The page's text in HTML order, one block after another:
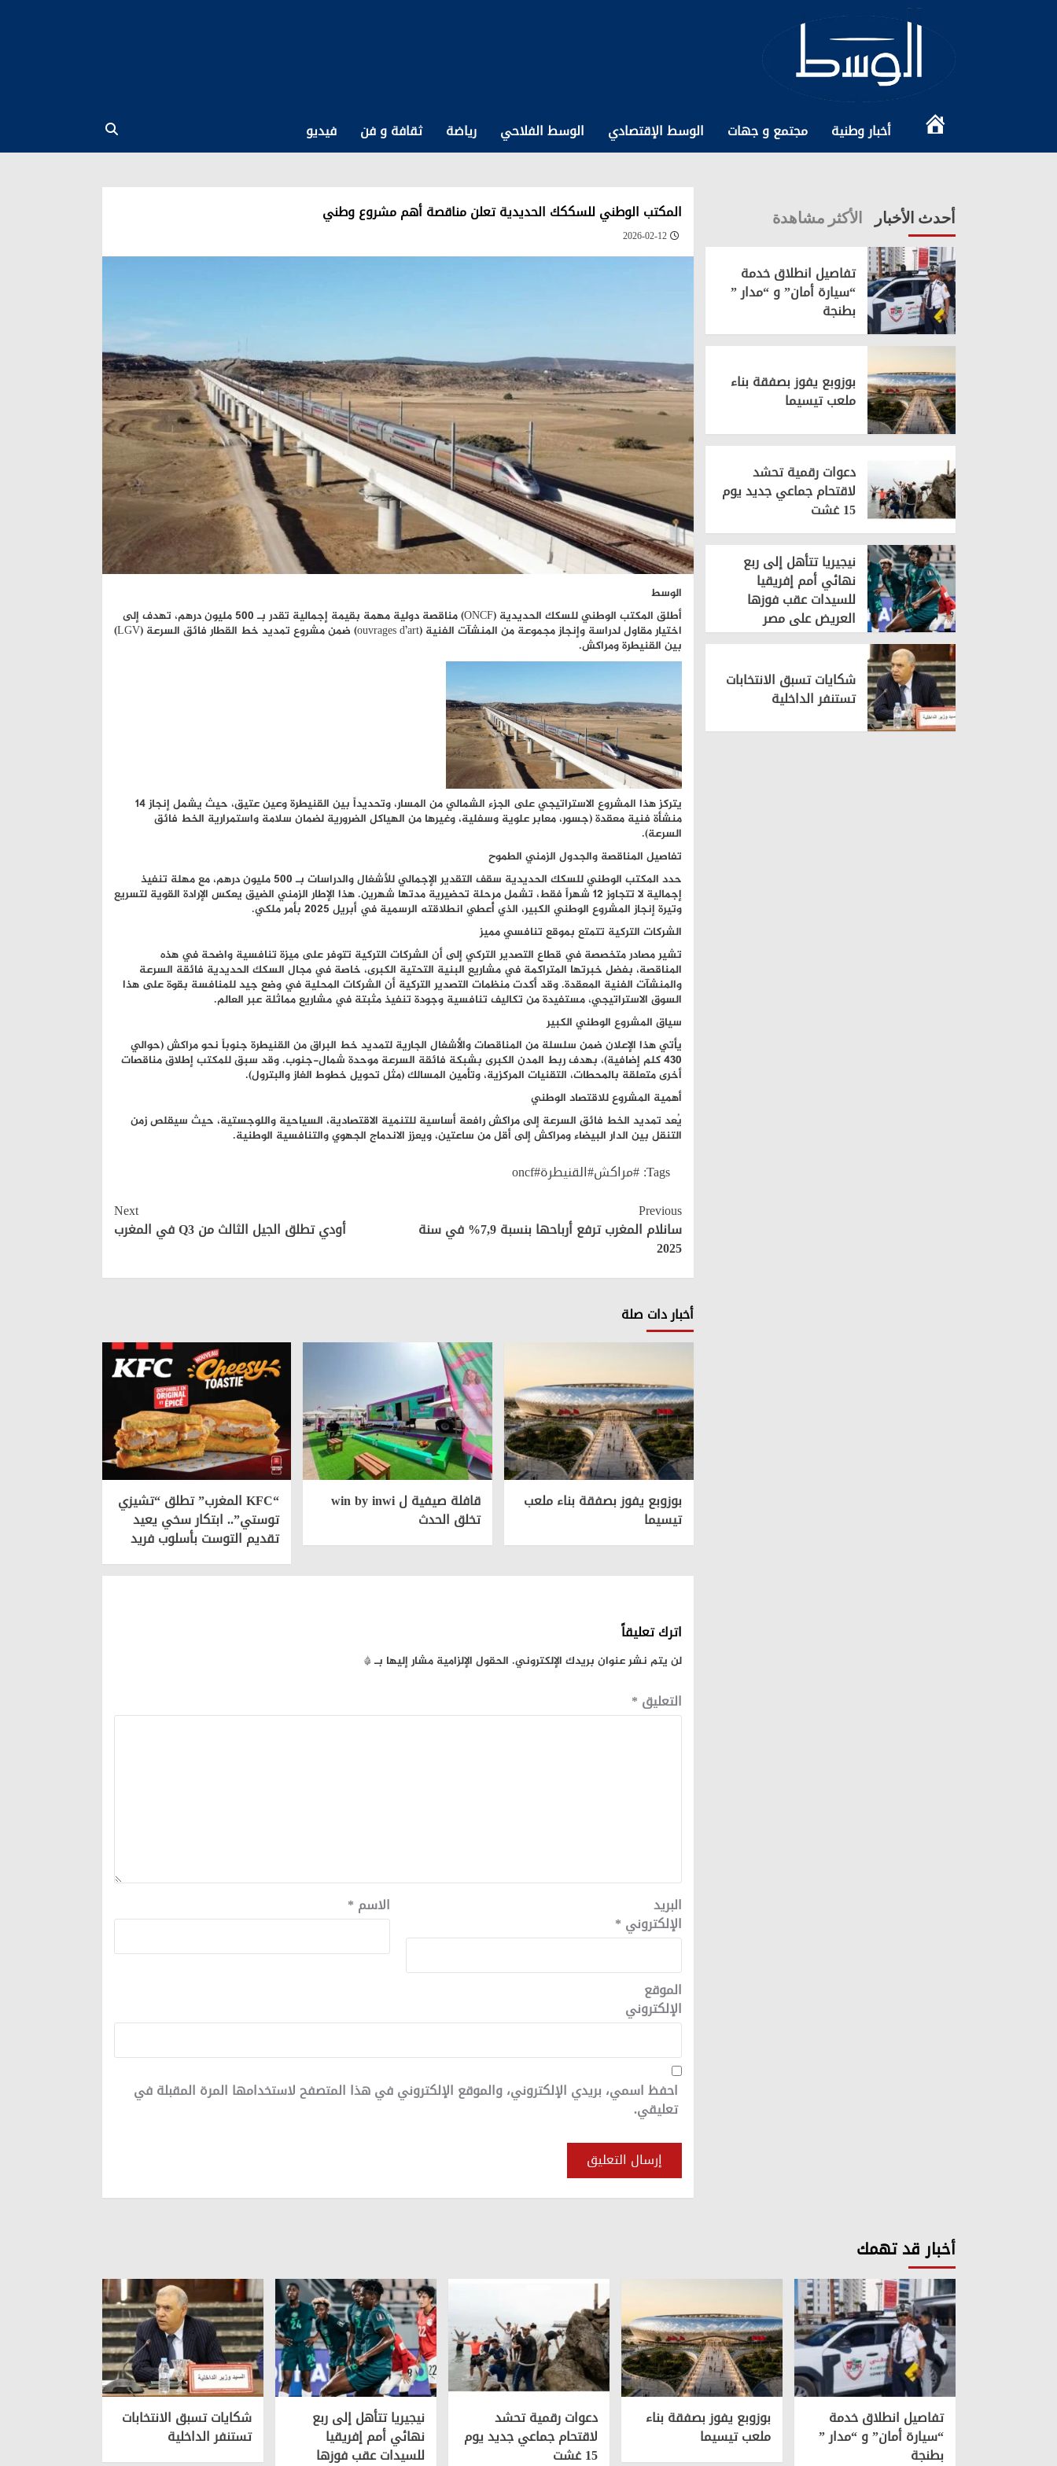
الرئيسية
أخبار وطنية مجتمع و جهات الوسط الإقتصادي الوسط الفلاحي رياضة ثقافة و فن فيديو
المكتب الوطني للسككك الحديدية تعلن مناقصة أهم مشروع وطني
2026-02-12
الوسط
أطلق المكتب الوطني للسكك الحديدية (ONCF) مناقصة دولية مهمة بقيمة إجمالية تقدر بـ 500 مليون درهم، تهدف إلى
اختيار مقاول لدراسة وإنجاز مجموعة من المنشآت الفنية (ouvrages d’art) ضمن مشروع تمديد خط القطار فائق السرعة (LGV)
بين القنيطرة ومراكش.
يتركز هذا المشروع الاستراتيجي على الجزء الشمالي من المسار، وتحديداً بين القنيطرة وعين عتيق، حيث يشمل إنجاز 14
منشأة فنية معقدة (جسور، معابر علوية وسفلية، وغيرها من الهياكل الضرورية لضمان سلامة واستمرارية الخط فائق
السرعة).
تفاصيل المناقصة والجدول الزمني الطموح
حدد المكتب الوطني للسكك الحديدية سقف التقدير الإجمالي للأشغال والدراسات بـ 500 مليون درهم، مع مهلة تنفيذ
إجمالية لا تتجاوز 12 شهراً فقط، تشمل مرحلة تحضيرية مدتها شهرين. هذا الإطار الزمني الضيق يعكس الإرادة القوية لتسريع
وتيرة إنجاز المشروع الوطني الكبير، الذي أُعطي انطلاقته الرسمية في أبريل 2025 بأمر ملكي.
الشركات التركية تتمتع بموقع تنافسي مميز
تشير مصادر متخصصة في قطاع التصدير التركي إلى أن الشركات التركية تتوفر على ميزة تنافسية واضحة في هذه
المناقصة، بفضل خبرتها المتراكمة في مشاريع البنية التحتية الكبرى، خاصة في مجال السكك الحديدية فائقة السرعة
والمنشآت الفنية المعقدة. وقد أكدت منظمات التصدير التركية أن الشركات المحلية في وضع جيد للمنافسة بقوة على هذا
السوق الاستراتيجي، مستفيدة من تكاليف تنافسية وجودة تنفيذ مثبتة في مشاريع مماثلة عبر العالم.
سياق المشروع الوطني الكبير
يأتي هذا الإعلان ضمن سلسلة من المناقصات والأشغال الجارية لتمديد خط البراق من القنيطرة جنوباً نحو مراكش (حوالي
430 كلم إضافية)، بهدف ربط المدن الكبرى بشبكة فائقة السرعة موحدة شمال-جنوب. وقد سبق للمكتب إطلاق مناقصات
أخرى متعلقة بالمحطات، التقنيات المركزية، وتأمين المسالك (مثل تحويل خطوط الغاز والبترول).
أهمية المشروع للاقتصاد الوطني
يُعد تمديد الخط فائق السرعة إلى مراكش رافعة أساسية للتنمية الاقتصادية، السياحية واللوجستية، حيث سيقلص زمن
التنقل بين الدار البيضاء ومراكش إلى أقل من ساعتين، ويعزز الاندماج الجهوي والتنافسية الوطنية.
Tags: #مراكش#القنيطرة#oncf
Continue
Reading
Previous
سانلام المغرب ترفع أرباحها بنسبة 7,9% في سنة
2025
Next
أودي تطلق الجيل الثالث من Q3 في المغرب
أخبار دات صلة
بوزوبع يفوز بصفقة بناء ملعب
تيسيما
قافلة صيفية ل win by inwi
تخلق الحدث
“KFC المغرب” تطلق “تشيزي
توستي”.. ابتكار سخي يعيد
تقديم التوست بأسلوب فريد
اترك تعليقاً
لن يتم نشر عنوان بريدك الإلكتروني. الحقول الإلزامية مشار إليها بـ*
التعليق *
الاسم * البريد
الإلكتروني *
الموقع
الإلكتروني
احفظ اسمي، بريدي الإلكتروني، والموقع الإلكتروني في هذا المتصفح لاستخدامها المرة المقبلة في
تعليقي.
أحدث الأخبار الأكثر مشاهدة
تفاصيل انطلاق خدمة
“سيارة أمان” و “مدار ”
بطنجة
بوزوبع يفوز بصفقة بناء
ملعب تيسيما
دعوات رقمية تحشد
لاقتحام جماعي جديد يوم
15 غشت
نيجيريا تتأهل إلى ربع
نهائي أمم إفريقيا
للسيدات عقب فوزها
العريض على مصر
شكايات تسبق الانتخابات
تستنفر الداخلية
أخبار قد تهمك
تفاصيل انطلاق خدمة
“سيارة أمان” و “مدار ”
بطنجة
بوزوبع يفوز بصفقة بناء
ملعب تيسيما
دعوات رقمية تحشد
لاقتحام جماعي جديد يوم
15 غشت
نيجيريا تتأهل إلى ربع
نهائي أمم إفريقيا
للسيدات عقب فوزها
شكايات تسبق الانتخابات
تستنفر الداخلية